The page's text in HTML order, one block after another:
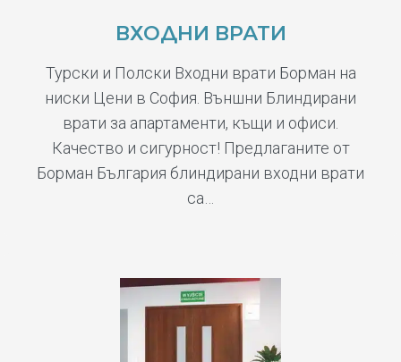
ВХОДНИ ВРАТИ
Турски и Полски Входни врати Борман на
ниски Цени в София. Външни Блиндирани
врати за апартаменти, къщи и офиси.
Качество и сигурност! Предлаганите от
Борман България блиндирани входни врати
са…